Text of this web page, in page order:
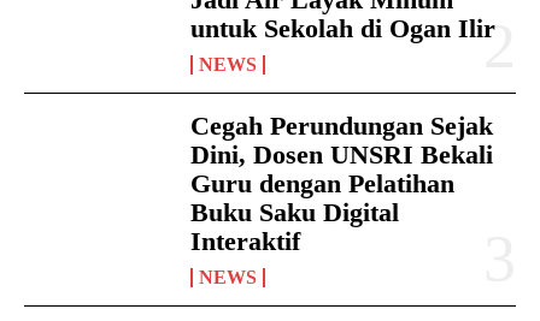
untuk Sekolah di Ogan Ilir
NEWS
Cegah Perundungan Sejak
Dini, Dosen UNSRI Bekali
Guru dengan Pelatihan
Buku Saku Digital
Interaktif
NEWS